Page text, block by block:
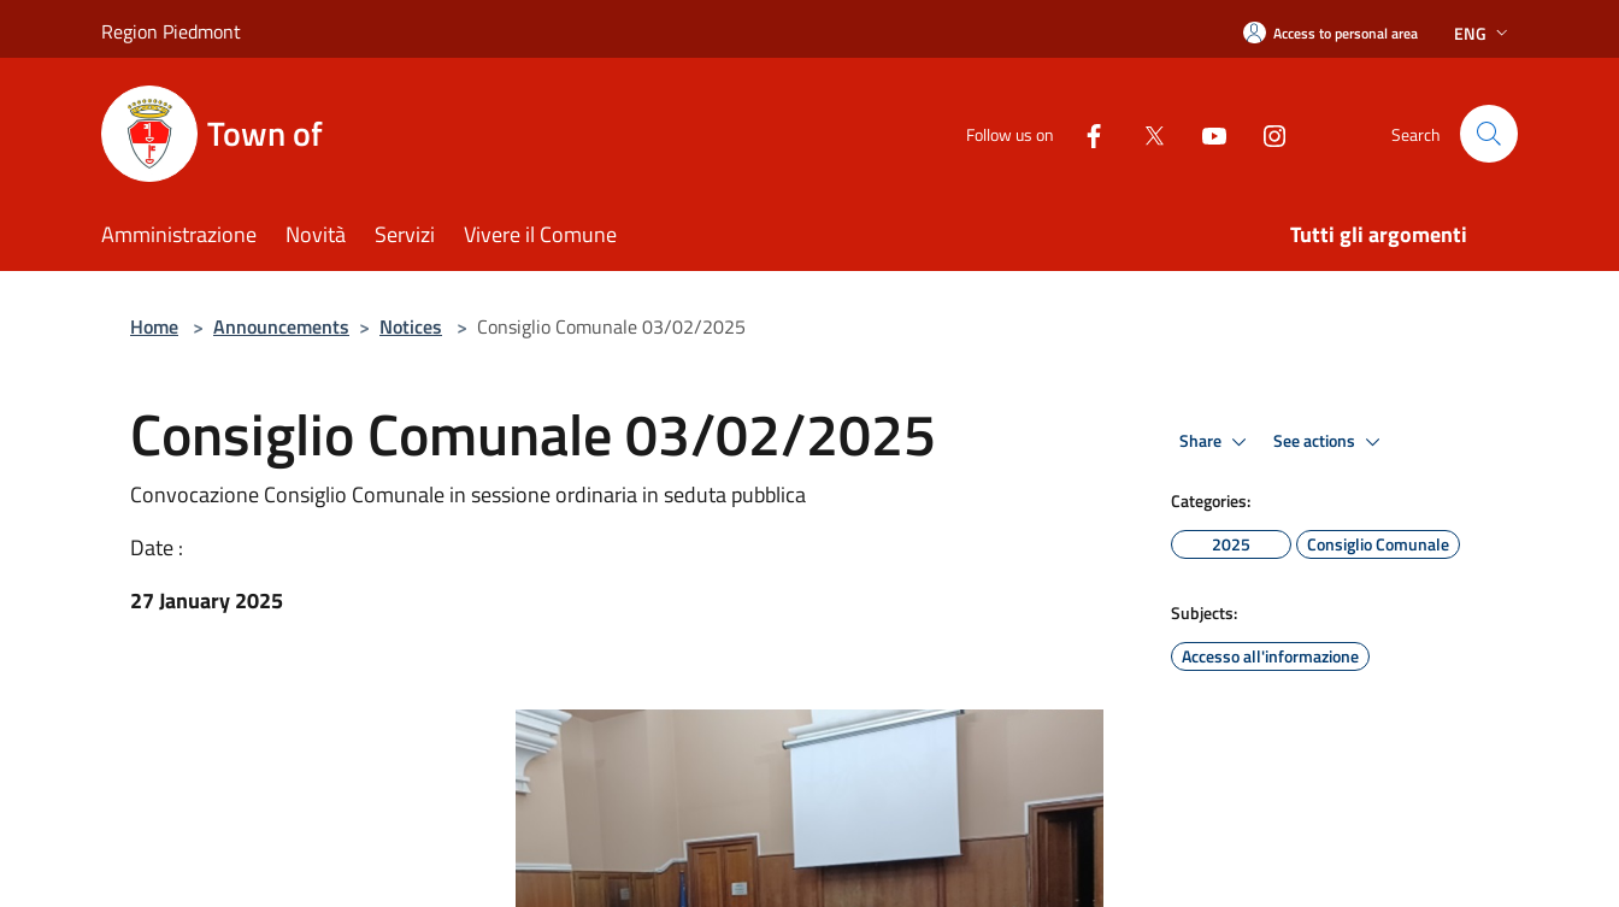
Region Piedmont Access to personal area ENG
Town of Follow us on Search
Amministrazione Novità Servizi Vivere il Comune Tutti gli argomenti
Home > Announcements > Notices > Consiglio Comunale 03/02/2025
Consiglio Comunale 03/02/2025
Convocazione Consiglio Comunale in sessione ordinaria in seduta pubblica
Date :
27 January 2025
Share See actions
Categories:
2025
Consiglio Comunale
Subjects:
Accesso all'informazione